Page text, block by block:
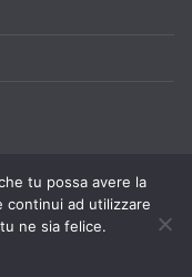
i diritti riservati.
by
tu possa avere la
continui ad utilizzare
ne sia felice.